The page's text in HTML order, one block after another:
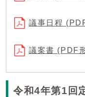
議事日程
議案書 (PDF
令和4年第1回